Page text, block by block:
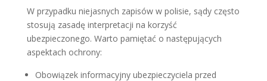
W przypadku niejasnych zapisów w polisie, sądy często
stosują zasadę interpretacji na korzyść
ubezpieczonego. Warto pamiętać o następujących
aspektach ochrony:
Obowiązek informacyjny ubezpieczyciela przed